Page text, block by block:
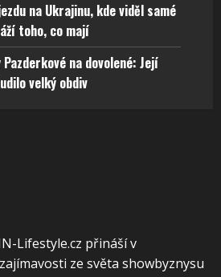
na Ukrajinu, kde viděl samé
toho, co mají
na dovolené: Její
velký obdiv
Lifestyle.cz přináší v
ze světa showbyznysu